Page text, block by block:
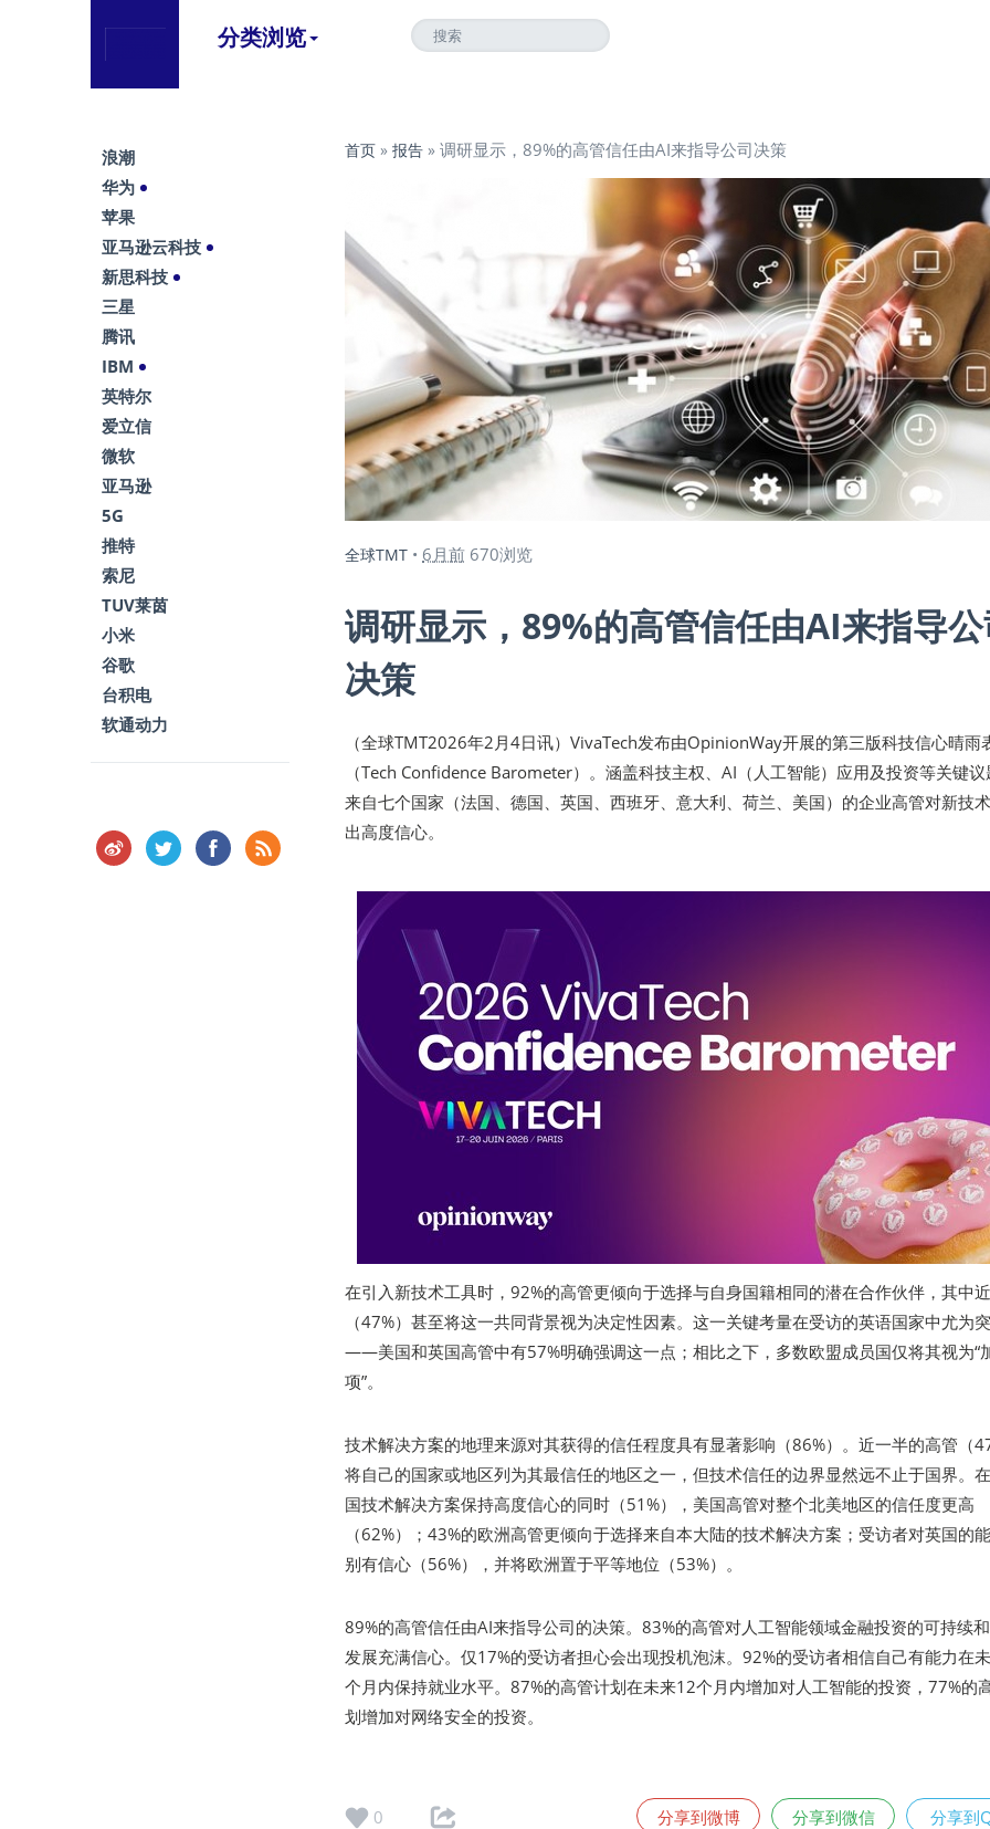
分类浏览
首页 » 报告 » 调研显示，89%的高管信任由AI来指导公司决策
全球TMT • 6月前 670浏览
调研显示，89%的高管信任由AI来指导
决策
（全球TMT2026年2月4日讯）VivaTech发布由OpinionWay开展的第三版科技信心晴雨
（Tech Confidence Barometer）。涵盖科技主权、AI（人工智能）应用及投资等关键
来自七个国家（法国、德国、英国、西班牙、意大利、荷兰、美国）的企业高管对新技
出高度信心。
在引入新技术工具时，92%的高管更倾向于选择与自身国籍相同的潜在合作伙伴，其中
（47%）甚至将这一共同背景视为决定性因素。这一关键考量在受访的英语国家中尤为
——美国和英国高管中有57%明确强调这一点；相比之下，多数欧盟成员国仅将其视为“
项”。
技术解决方案的地理来源对其获得的信任程度具有显著影响（86%）。近一半的高管（
将自己的国家或地区列为其最信任的地区之一，但技术信任的边界显然远不止于国界。
国技术解决方案保持高度信心的同时（51%），美国高管对整个北美地区的信任度更高
（62%）；43%的欧洲高管更倾向于选择来自本大陆的技术解决方案；受访者对英国的
别有信心（56%），并将欧洲置于平等地位（53%）。
89%的高管信任由AI来指导公司的决策。83%的高管对人工智能领域金融投资的可持续
发展充满信心。仅17%的受访者担心会出现投机泡沫。92%的受访者相信自己有能力在
个月内保持就业水平。87%的高管计划在未来12个月内增加对人工智能的投资，77%的
划增加对网络安全的投资。
0 分享到微博 分享到微信 分享到
浪潮
华为
苹果
亚马逊云科技
新思科技
三星
腾讯
IBM
英特尔
爱立信
微软
亚马逊
5G
推特
索尼
TUV莱茵
小米
谷歌
台积电
软通动力